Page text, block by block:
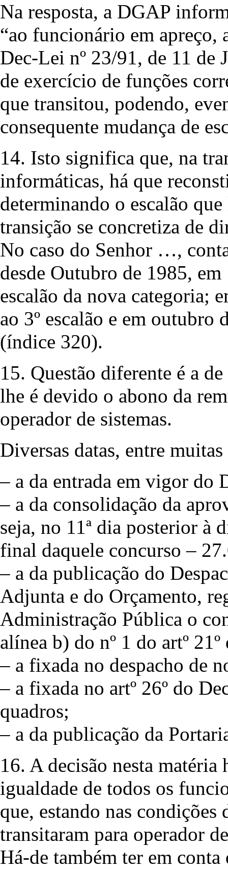
Na resposta, a DGAP
“ao funcionário em apreço,
Dec-Lei nº 23/91, de 11 de
de exercício de funções
que transitou, podendo,
consequente mudança de
14. Isto significa que, na
informáticas, há que
determinando o escalão
transição se concretiza de
No caso do Senhor …,
desde Outubro de 1985,
escalão da nova categoria;
ao 3º escalão e em outubro
(índice 320).
15. Questão diferente é a
lhe é devido o abono da
operador de sistemas.
Diversas datas, entre
– a da entrada em vigor do
– a da consolidação da
seja, no 11ª dia posterior à
final daquele concurso –
– a da publicação do
Adjunta e do Orçamento,
Administração Pública o
alínea b) do nº 1 do artº
– a fixada no despacho de
– a fixada no artº 26º do
quadros;
– a da publicação da
16. A decisão nesta
igualdade de todos os
que, estando nas
transitaram para operador
Há-de também ter em conta